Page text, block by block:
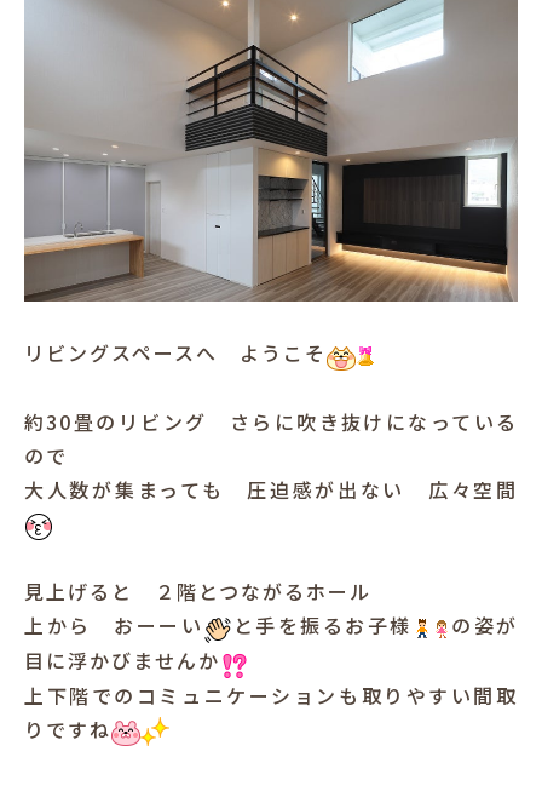
リビングスペースへ ようこそ
約30畳のリビング さらに吹き抜けになっている
ので
大人数が集まっても 圧迫感が出ない 広々空間
見上げると ２階とつながるホール
上から おーーい
と手を振るお子様
の姿が
目に浮かびませんか
上下階でのコミュニケーションも取りやすい間取
りですね